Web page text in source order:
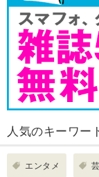
人気のキーワー
エンタメ